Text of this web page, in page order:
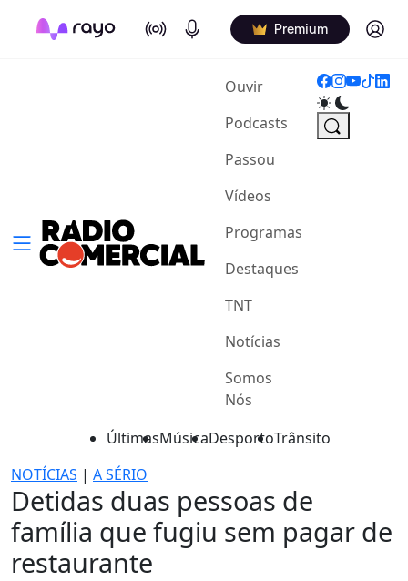
On Air Podcasts Premium Log in
Ouvir(current)
Podcasts
Passou
Vídeos
Programas
Destaques
TNT
Notícias
Somos
Nós
ÚltimasMúsicaDesportoTrânsito
NOTÍCIAS | A SÉRIO
Detidas duas pessoas de
família que fugiu sem pagar de
restaurante